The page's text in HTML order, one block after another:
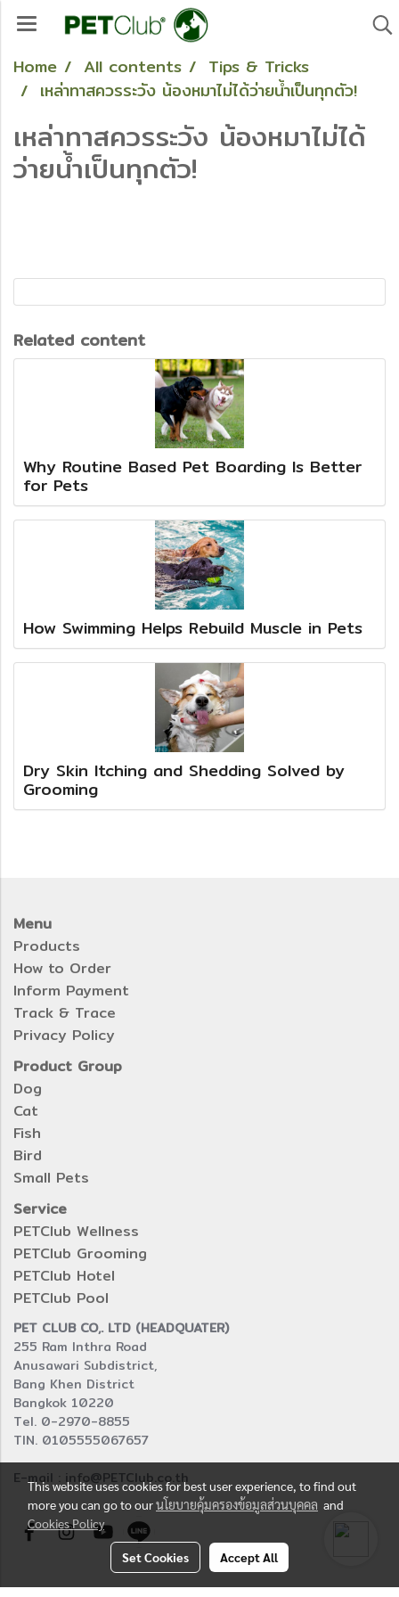
Home All contents
Tips & Tricks
เหล่าทาสควรระวัง น้องหมาไม่ได้ว่ายน้ำเป็นทุกตัว!
เหล่าทาสควรระวัง น้องหมาไม่ได้
ว่ายน้ำเป็นทุกตัว!
Related content
Why Routine Based Pet Boarding Is Better
for Pets
How Swimming Helps Rebuild Muscle in Pets
Dry Skin Itching and Shedding Solved by
Grooming
Menu
Products
How to Order
Inform Payment
Track & Trace
Privacy Policy
Product Group
Dog
Cat
Fish
Bird
Small Pets
Service
PETClub Wellness
PETClub Grooming
PETClub Hotel
PETClub Pool
PET CLUB CO,. LTD (HEADQUATER)
255 Ram Inthra Road
Anusawari Subdistrict,
Bang Khen District
Bangkok 10220
Tel. 0-2970-8855
TIN. 0105555067657
E-mail : info@PETClub.co.th
This website uses cookies for best user experience, to find out
more you can go to ourนโยบายคุ้มครองข้อมูลส่วนบุคคล and
Cookies Policy
Set Cookies Accept All